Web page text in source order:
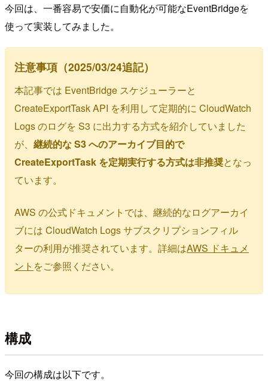
今回は、一番容易で安価に自動化が可能なEventBridgeを
使って実装してみました。
注意事項（2025/03/24追記）
本記事では EventBridge スケジューラーと
CreateExportTask API を利用して定期的に CloudWatch
Logs のログを S3 に出力する方式を紹介していました
が、 継続的な S3 へのアーカイブ目的で
CreateExportTask を定期実行する方式は非推奨となっ
ています。
AWS の公式ドキュメントでは、継続的なログアーカイ
ブには CloudWatch Logs サブスクリプションフィル
ターの利用が推奨されています。詳細はAWS ドキュメ
ント をご参照ください。
構成
今回の構成は以下です。